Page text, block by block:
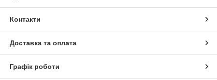
Контакти
Доставка та оплата
Графік роботи